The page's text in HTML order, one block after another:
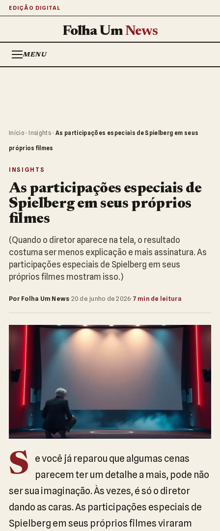
EDIÇÃO DIGITAL
Folha UmNews
MENU
Início › Insights › As participações especiais de Spielberg em seus
próprios filmes
INSIGHTS
As participações especiais de
Spielberg em seus próprios
filmes
(Quando o diretor aparece na tela, o resultado
costuma ser menos explicação e mais assinatura. As
participações especiais de Spielberg em seus
próprios filmes mostram isso.)
Por Folha Um News·20 de junho de 2026·7 min de leitura
S
e você já reparou que algumas cenas
parecem ter um detalhe a mais, pode não
ser sua imaginação. Às vezes, é só o diretor
dando as caras. As participações especiais de
Spielberg em seus próprios filmes viraram